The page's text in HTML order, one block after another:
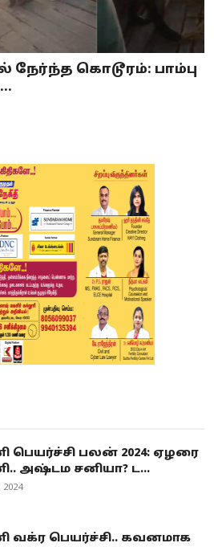
நேர்ந்த கொடூரம்: பாம்பு
பெயர்ச்சி பலன் 2024: ஏழரை
அஷ்டம சனியா? ட...
2024
வக்ர பெயர்ச்சி.. கவனமாக